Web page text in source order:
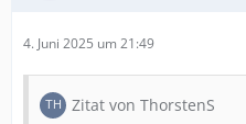
4. Juni 2025 um 21:49
Zitat von ThorstenS